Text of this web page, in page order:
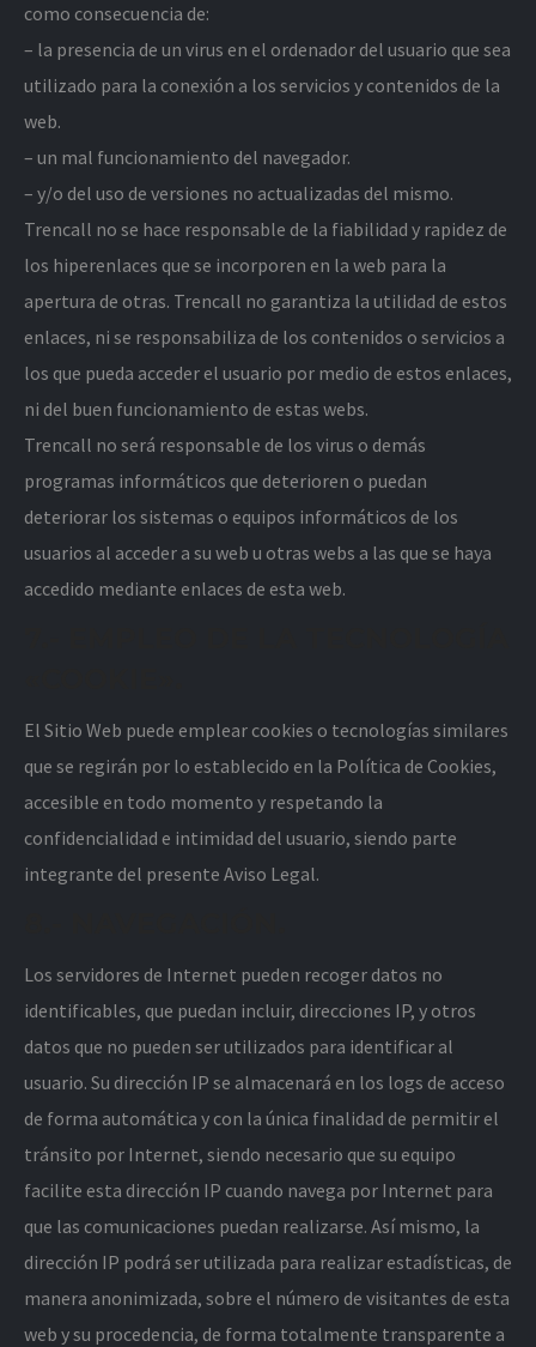
como consecuencia de:
– la presencia de un virus en el ordenador del usuario que sea
utilizado para la conexión a los servicios y contenidos de la
web.
– un mal funcionamiento del navegador.
– y/o del uso de versiones no actualizadas del mismo.
Trencall no se hace responsable de la fiabilidad y rapidez de
los hiperenlaces que se incorporen en la web para la
apertura de otras. Trencall no garantiza la utilidad de estos
enlaces, ni se responsabiliza de los contenidos o servicios a
los que pueda acceder el usuario por medio de estos enlaces,
ni del buen funcionamiento de estas webs.
Trencall no será responsable de los virus o demás
programas informáticos que deterioren o puedan
deteriorar los sistemas o equipos informáticos de los
usuarios al acceder a su web u otras webs a las que se haya
accedido mediante enlaces de esta web.
El Sitio Web puede emplear cookies o tecnologías similares
que se regirán por lo establecido en la Política de Cookies,
accesible en todo momento y respetando la
confidencialidad e intimidad del usuario, siendo parte
integrante del presente Aviso Legal.
Los servidores de Internet pueden recoger datos no
identificables, que puedan incluir, direcciones IP, y otros
datos que no pueden ser utilizados para identificar al
usuario. Su dirección IP se almacenará en los logs de acceso
de forma automática y con la única finalidad de permitir el
tránsito por Internet, siendo necesario que su equipo
facilite esta dirección IP cuando navega por Internet para
que las comunicaciones puedan realizarse. Así mismo, la
dirección IP podrá ser utilizada para realizar estadísticas, de
manera anonimizada, sobre el número de visitantes de esta
web y su procedencia, de forma totalmente transparente a